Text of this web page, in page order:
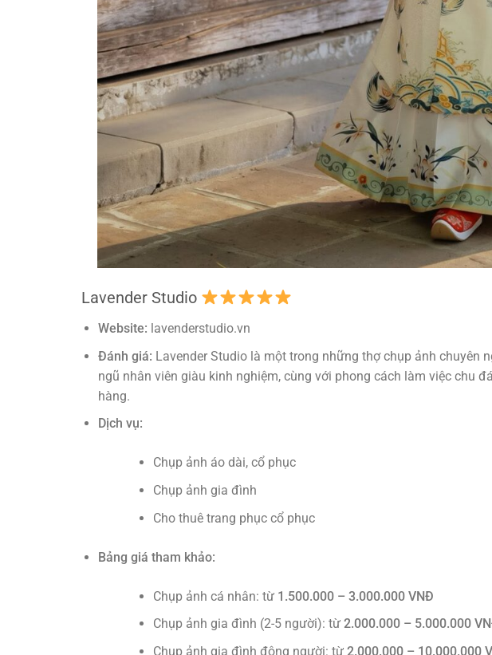
Lavender Studio
Website: lavenderstudio.vn
Đánh giá: Lavender Studio là một trong những thợ chụp ảnh chuyên
ngũ nhân viên giàu kinh nghiệm, cùng với phong cách làm việc chu
hàng.
Dịch vụ:
Chụp ảnh áo dài, cổ phục
Chụp ảnh gia đình
Cho thuê trang phục cổ phục
Bảng giá tham khảo:
Chụp ảnh cá nhân: từ 1.500.000 – 3.000.000 VNĐ
Chụp ảnh gia đình (2-5 người): từ 2.000.000 – 5.000.000
Chụp ảnh gia đình đông người: từ 2.000.000 – 10.000.000